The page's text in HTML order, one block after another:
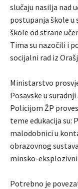
slučaju nasilja nad
postupanja škole u
škole od strane
Tima su nazočili i
socijalni rad iz
Ministarstvo
Posavske u
Policijom ŽP
teme edukacija su:
malodobnici u
obrazovnog
minsko-
Potrebno je